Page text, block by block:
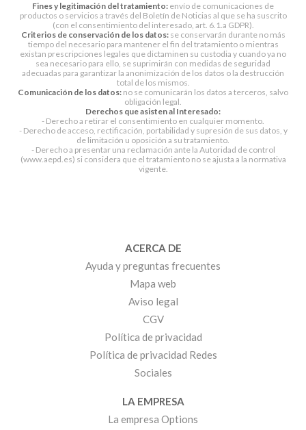
Fines y legitimación del tratamiento: envío de comunicaciones de
productos o servicios a través del Boletín de Noticias al que se ha suscrito
(con el consentimiento del interesado, art. 6.1.a GDPR).
Criterios de conservación de los datos:se conservarán durante no más
tiempo del necesario para mantener el fin del tratamiento o mientras
existan prescripciones legales que dictaminen su custodia y cuando ya no
sea necesario para ello, se suprimirán con medidas de seguridad
adecuadas para garantizar la anonimización de los datos o la destrucción
total de los mismos.
Comunicación de los datos: no se comunicarán los datos a terceros, salvo
obligación legal.
Derechos que asisten al Interesado:
- Derecho a retirar el consentimiento en cualquier momento.
- Derecho de acceso, rectificación, portabilidad y supresión de sus datos, y
de limitación u oposición a su tratamiento.
- Derecho a presentar una reclamación ante la Autoridad de control
(www.aepd.es) si considera que el tratamiento no se ajusta a la normativa
vigente.
ACERCA DE
Ayuda y preguntas frecuentes
Mapa web
Aviso legal
CGV
Política de privacidad
Política de privacidad Redes
Sociales
LA EMPRESA
La empresa Options